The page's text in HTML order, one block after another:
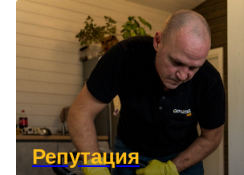
Репутация